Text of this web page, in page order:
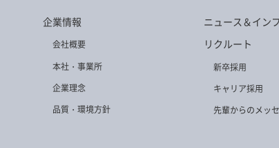
企業情報
会社概要
本社・事業所
企業理念
品質・環境方針
ニュース＆イン
リクルート
新卒採用
キャリア採用
先輩からのメッ